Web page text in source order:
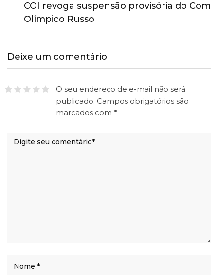
COI revoga suspensão provisória do Comitê
Olímpico Russo
Deixe um comentário
O seu endereço de e-mail não será
publicado. Campos obrigatórios são
marcados com *